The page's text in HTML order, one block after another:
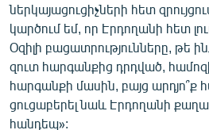
ներկայացուցիչների հետ
կարծում եմ, որ Էրդողանի հետ
Օզիլի բացատրությունները, թե
զուտ հարգանքից դրդված,
հարգանքի մասին, բայց արդյո՞ք
ցուցաբերել նաև Էրդողանի
հանդեպ»: